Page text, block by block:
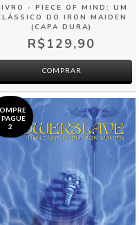
- PIECE OF MIND: UM
DO IRON MAIDEN
(CAPA DURA)
R$129,90
PAGUE
2